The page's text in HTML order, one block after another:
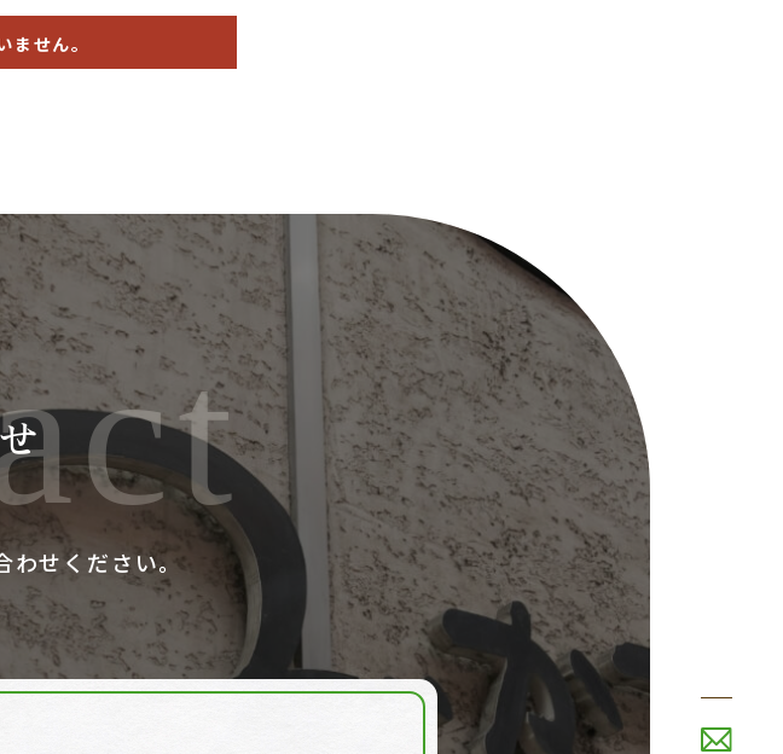
せん。
わせください。